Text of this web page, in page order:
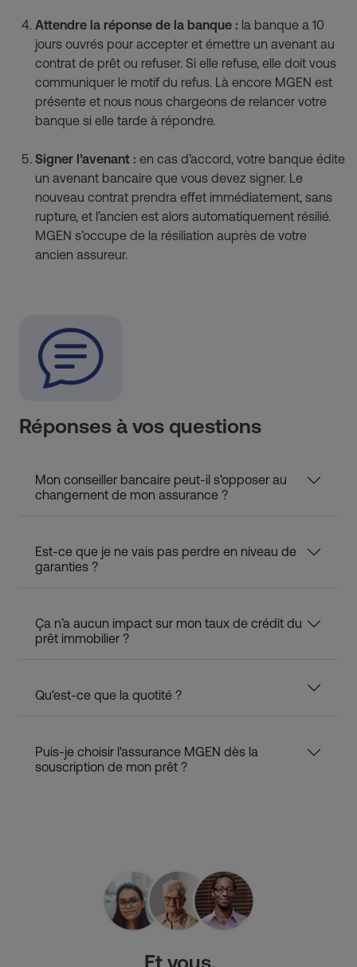
Attendre la réponse de la banque : la banque a 10
jours ouvrés pour accepter et émettre un avenant au
contrat de prêt ou refuser. Si elle refuse, elle doit vous
communiquer le motif du refus. Là encore MGEN est
présente et nous nous chargeons de relancer votre
banque si elle tarde à répondre.
Signer l’avenant : en cas d’accord, votre banque édite
un avenant bancaire que vous devez signer. Le
nouveau contrat prendra effet immédiatement, sans
rupture, et l’ancien est alors automatiquement résilié.
MGEN s’occupe de la résiliation auprès de votre
ancien assureur.
Réponses à vos questions
Mon conseiller bancaire peut-il s'opposer au
changement de mon assurance ?
Est-ce que je ne vais pas perdre en niveau de
garanties ?
Ça n’a aucun impact sur mon taux de crédit du
prêt immobilier ?
Qu'est-ce que la quotité ?
Puis-je choisir l'assurance MGEN dès la
souscription de mon prêt ?
Et vous,